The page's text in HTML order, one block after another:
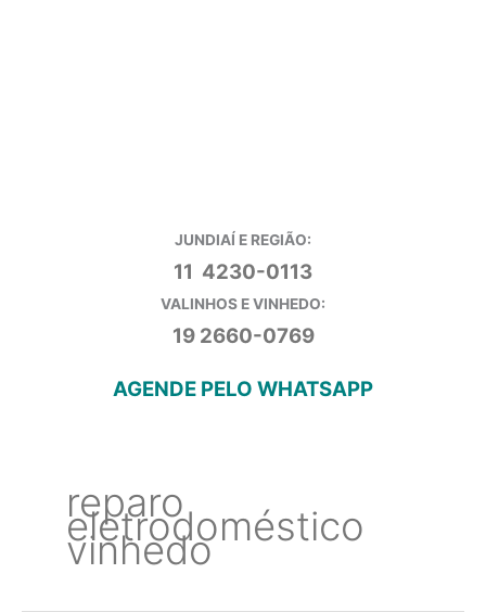
JUNDIAÍ E REGIÃO:
11 4230-0113
VALINHOS E VINHEDO:
19 2660-0769
AGENDE PELO WHATSAPP
reparo
eletrodoméstico
vinhedo